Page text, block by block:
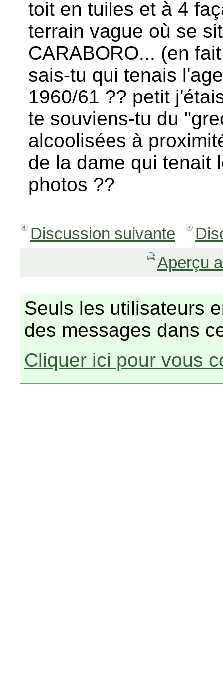
toit en tuiles et à 4
terrain vague où se
CARABORO... (en
sais-tu qui tenais
1960/61 ?? petit
te souviens-tu du
alcoolisées à
de la dame qui tenait
photos ??
Discussion suivante
Aperçu
Seuls les utilisateurs
des messages dans
Cliquer ici pour vous